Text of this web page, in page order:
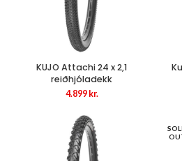
KUJO Attachi 24 x 2,1
reiðhjóladekk
4.899 kr.